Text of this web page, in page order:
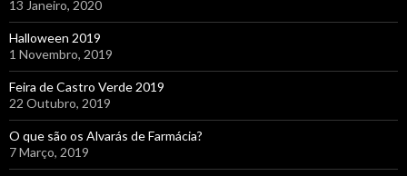
13 Janeiro, 2020
Halloween 2019
1 Novembro, 2019
Feira de Castro Verde 2019
22 Outubro, 2019
O que são os Alvarás de Farmácia?
7 Março, 2019